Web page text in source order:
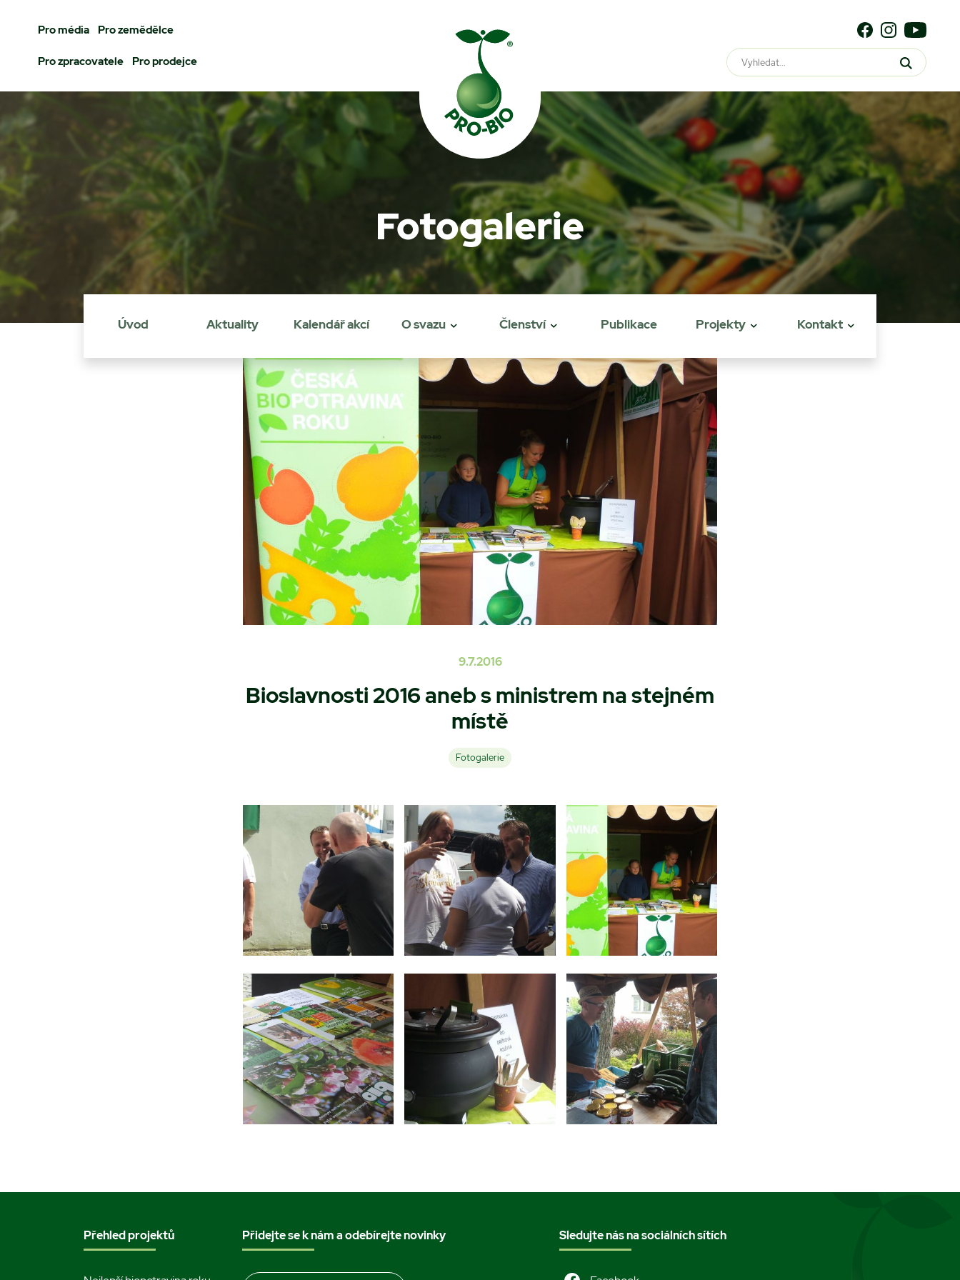
Prohledat PRO-BIO
Pro média Pro zemědělce
Pro zpracovatele Pro prodejce
Fotogalerie
Úvod Aktuality Kalendář akcí O svazu Členství Publikace Projekty Kontakt
9.7.2016
Bioslavnosti 2016 aneb s ministrem na stejném
místě
Fotogalerie
Přehled projektů Přidejte se k nám a odebírejte novinky Sledujte nás na sociálních sítích